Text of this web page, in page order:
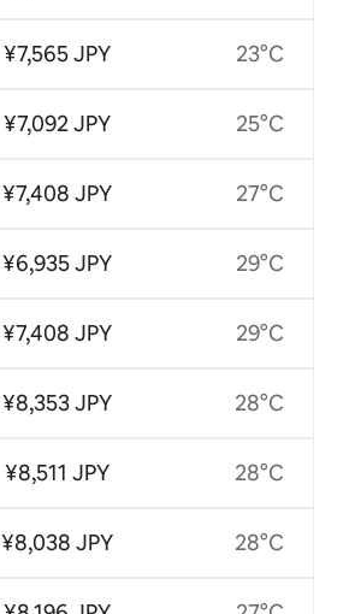
¥7,565 JPY
¥7,092 JPY
¥7,408 JPY
¥6,935 JPY
¥7,408 JPY
¥8,353 JPY
¥8,511 JPY
¥8,038 JPY
23°C
25°C
27°C
29°C
29°C
28°C
28°C
28°C